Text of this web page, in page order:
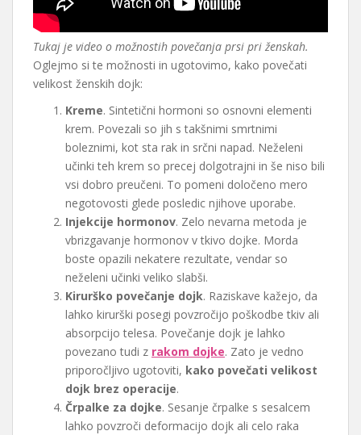
Tukaj je video o možnostih povečanja prsi pri ženskah.
Oglejmo si te možnosti in ugotovimo, kako povečati
velikost ženskih dojk:
Kreme. Sintetični hormoni so osnovni elementi
krem. Povezali so jih s takšnimi smrtnimi
boleznimi, kot sta rak in srčni napad. Neželeni
učinki teh krem so precej dolgotrajni in še niso bili
vsi dobro preučeni. To pomeni določeno mero
negotovosti glede posledic njihove uporabe.
Injekcije hormonov. Zelo nevarna metoda je
vbrizgavanje hormonov v tkivo dojke. Morda
boste opazili nekatere rezultate, vendar so
neželeni učinki veliko slabši.
Kirurško povečanje dojk. Raziskave kažejo, da
lahko kirurški posegi povzročijo poškodbe tkiv ali
absorpcijo telesa. Povečanje dojk je lahko
povezano tudi z rakom dojke. Zato je vedno
priporočljivo ugotoviti, kako povečati velikost
dojk brez operacije.
Črpalke za dojke. Sesanje črpalke s sesalcem
lahko povzroči deformacijo dojk ali celo raka